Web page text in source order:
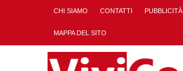
CHI SIAMO CONTATTI PUBBLICITÀ
MAPPA DEL SITO